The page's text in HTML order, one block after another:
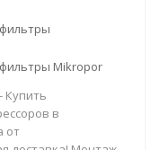
Mikropor
Купить
в
от